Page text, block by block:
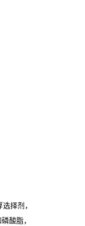
择剂，
酸脂，